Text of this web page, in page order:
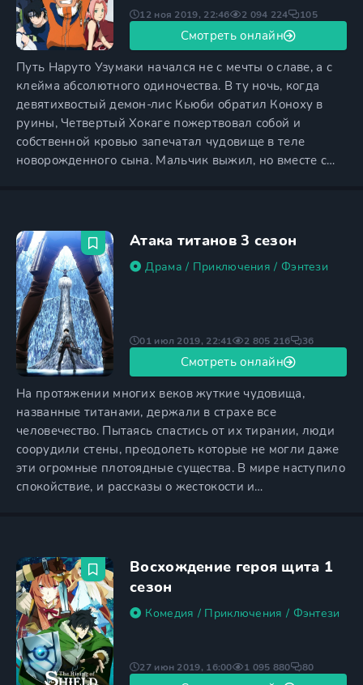
Путь Наруто Узумаки начался не с мечты о славе, а с
клейма абсолютного одиночества. В ту ночь, когда
девятихвостый демон-лис Кьюби обратил Коноху в
руины, Четвертый Хокаге пожертвовал собой и
собственной кровью запечатал чудовище в теле
новорожденного сына. Мальчик выжил, но вместе с
плотью. Дети сторонились его, повинуясь страху
родителей, а взрослые видели
12 ноя 2019, 22:46 2 094 224 105
Смотреть онлайн
Атака титанов 3 сезон
Драма / Приключения / Фэнтези
На протяжении многих веков жуткие чудовища,
названные титанами, держали в страхе все
человечество. Пытаясь спастись от их тирании, люди
соорудили стены, преодолеть которые не могли даже
эти огромные плотоядные существа. В мире наступило
спокойствие, и рассказы о жестокости и
они жили в постоянном страхе. Одному из гигантов
удается справиться с
01 июл 2019, 22:41 2 805 216 36
Смотреть онлайн
Восхождение героя щита 1
сезон
Комедия / Приключения / Фэнтези
27 июн 2019, 16:00 1 095 880 80